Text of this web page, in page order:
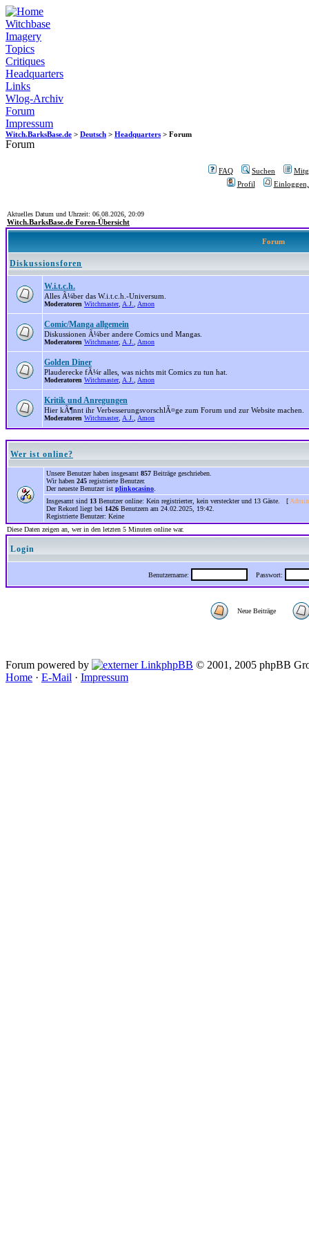
Witchbase
Imagery
Topics
Critiques
Headquarters
Links
Wlog-Archiv
Forum
Impressum
Witch.BarksBase.de > Deutsch > Headquarters > Forum
Forum
FAQ Suchen
Profil
Aktuelles Datum und Uhrzeit: 06.08.2026, 20:09
Witch.BarksBase.de Foren-Übersicht
Forum
Diskussionsforen
W.i.t.c.h.
Alles Ã¼ber das W.i.t.c.h.-Universum.
Moderatoren Witchmaster, A.J. Amon
Comic/Manga allgemein
Diskussionen Ã¼ber andere Comics und Mangas.
Moderatoren Witchmaster, A.J. Amon
Golden Diner
Plauderecke fÃ¼r alles, was nichts mit Comics zu tun hat.
Moderatoren Witchmaster, A.J. Amon
Kritik und Anregungen
Hier kÃ¶nnt ihr VerbesserungsvorschlÃ¤ge zum Forum und zur Website machen.
Moderatoren Witchmaster, A.J. Amon
Wer ist online?
Unsere Benutzer haben insgesamt 857 Beiträge geschrieben.
Wir haben 245 registrierte Benutzer.
Der neueste Benutzer ist plinkocasino
Insgesamt sind 13 Benutzer online: Kein registrierter, kein versteckter und 13 Gäste. [
Der Rekord liegt bei 1426 Benutzern am 24.02.2025, 19:42.
Registrierte Benutzer: Keine
Diese Daten zeigen an, wer in den letzten 5 Minuten online war.
Login
Benutzername: Passwort:
Neue Beiträge
Forum powered by phpBB © 2001, 2005 phpBB
Home · E-Mail · Impressum